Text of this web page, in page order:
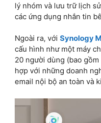
lý nhóm và lưu trữ lịch
các ứng dụng nhắn tin
Ngoài ra, với Synology
cấu hình như một máy
20 người dùng (bao
hợp với những doanh
email nội bộ an toàn và